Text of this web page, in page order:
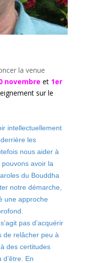
la venue
novembre et 1er
sur le
intellectuellement
les
nous aider à
avoir la
du Bouddha
notre démarche,
une approche
pas d’acquérir
de relâcher peu à
des certitudes
En